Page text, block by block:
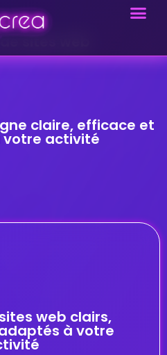
sites web
claire, efficace et
activité
web clairs,
à votre